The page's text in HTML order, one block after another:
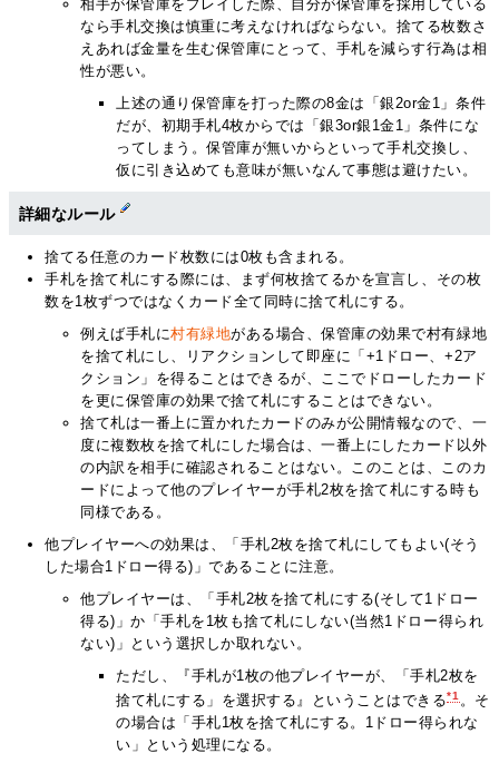
相手が保管庫をプレイした際、自分が保管庫を採用している
なら手札交換は慎重に考えなければならない。捨てる枚数さ
えあれば金量を生む保管庫にとって、手札を減らす行為は相
性が悪い。
上述の通り保管庫を打った際の8金は「銀2or金1」条件
だが、初期手札4枚からでは「銀3or銀1金1」条件にな
ってしまう。保管庫が無いからといって手札交換し、
仮に引き込めても意味が無いなんて事態は避けたい。
詳細なルール
捨てる任意のカード枚数には0枚も含まれる。
手札を捨て札にする際には、まず何枚捨てるかを宣言し、その枚
数を1枚ずつではなくカード全て同時に捨て札にする。
例えば手札に村有緑地がある場合、保管庫の効果で村有緑地
を捨て札にし、リアクションして即座に「+1ドロー、+2ア
クション」を得ることはできるが、ここでドローしたカード
を更に保管庫の効果で捨て札にすることはできない。
捨て札は一番上に置かれたカードのみが公開情報なので、一
度に複数枚を捨て札にした場合は、一番上にしたカード以外
の内訳を相手に確認されることはない。このことは、このカ
ードによって他のプレイヤーが手札2枚を捨て札にする時も
同様である。
他プレイヤーへの効果は、「手札2枚を捨て札にしてもよい(そう
した場合1ドロー得る)」であることに注意。
他プレイヤーは、「手札2枚を捨て札にする(そして1ドロー
得る)」か「手札を1枚も捨て札にしない(当然1ドロー得られ
ない)」という選択しか取れない。
ただし、『手札が1枚の他プレイヤーが、「手札2枚を
捨て札にする」を選択する』ということはできる*1 。そ
の場合は「手札1枚を捨て札にする。1ドロー得られな
い」という処理になる。